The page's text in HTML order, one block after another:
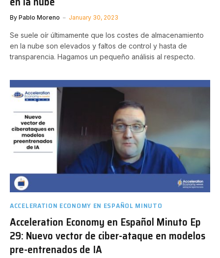
By Pablo Moreno January 30, 2023
Se suele oír últimamente que los costes de almacenamiento
en la nube son elevados y faltos de control y hasta de
transparencia. Hagamos un pequeño análisis al respecto.
ACCELERATION ECONOMY EN ESPAÑOL MINUTO
Acceleration Economy en Español Minuto Ep
29: Nuevo vector de ciber-ataque en modelos
pre-entrenados de IA